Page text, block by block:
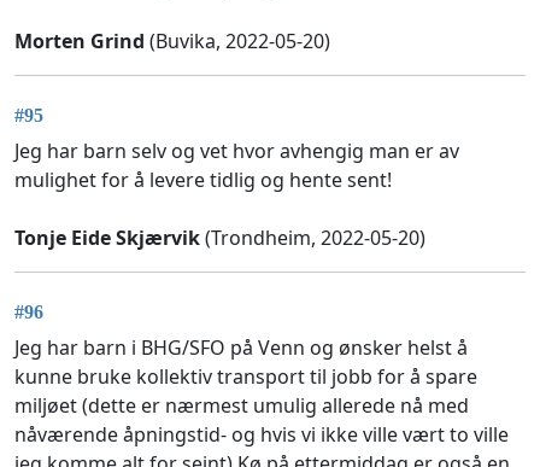
Morten Grind (Buvika, 2022-05-20)
#95
Jeg har barn selv og vet hvor avhengig man er av
mulighet for å levere tidlig og hente sent!
Tonje Eide Skjærvik(Trondheim, 2022-05-20)
#96
Jeg har barn i BHG/SFO på Venn og ønsker helst å
kunne bruke kollektiv transport til jobb for å spare
miljøet (dette er nærmest umulig allerede nå med
nåværende åpningstid- og hvis vi ikke ville vært to ville